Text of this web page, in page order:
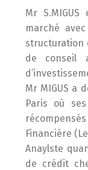
Mr
marché
structuration
de conseil
Mr MIGUS a
Paris où
Financière
Anaylste
de crédit